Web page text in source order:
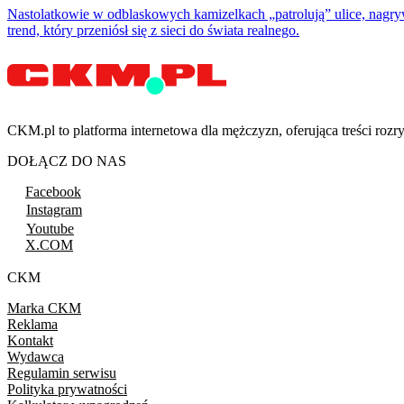
Nastolatkowie w odblaskowych kamizelkach „patrolują” ulice,
trend, który przeniósł się z sieci do świata realnego.
CKM.pl to platforma internetowa dla mężczyzn, oferująca treści
DOŁĄCZ DO NAS
Facebook
Instagram
Youtube
X.COM
CKM
Marka CKM
Reklama
Kontakt
Wydawca
Regulamin serwisu
Polityka prywatności